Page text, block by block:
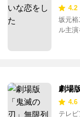
4.2
坂元裕
ル主
劇場
4.6
テレ